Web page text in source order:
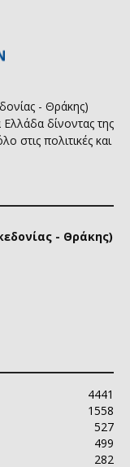
- Θράκης)
δίνοντας της
στις πολιτικές και
- Θράκης)
4441
1558
527
499
282